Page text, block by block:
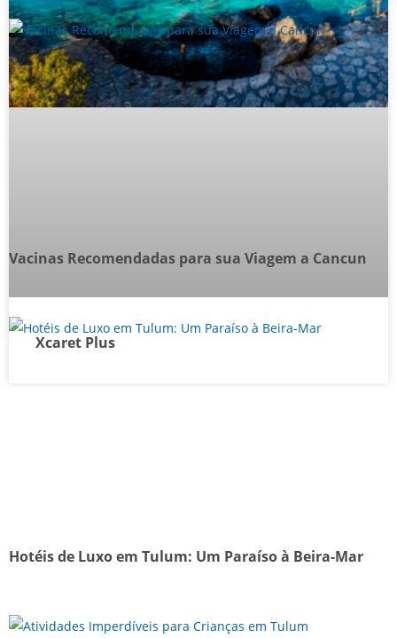
Xcaret Plus
Vacinas Recomendadas para sua Viagem a Cancun
Hotéis de Luxo em Tulum: Um Paraíso à Beira-Mar